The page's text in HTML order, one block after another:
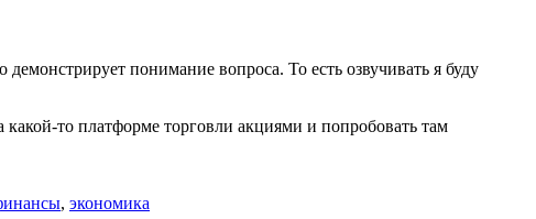
понимание вопроса. То есть озвучивать я буду
какой-то платформе торговли акциями и попробовать там
, экономика